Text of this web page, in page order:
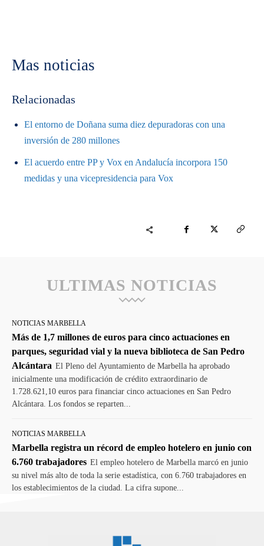
Mas noticias
Relacionadas
El entorno de Doñana suma diez depuradoras con una
inversión de 280 millones
El acuerdo entre PP y Vox en Andalucía incorpora 150
medidas y una vicepresidencia para Vox
ULTIMAS NOTICIAS
NOTICIAS MARBELLA
Más de 1,7 millones de euros para cinco actuaciones en
parques, seguridad vial y la nueva biblioteca de San Pedro
Alcántara El Pleno del Ayuntamiento de Marbella ha aprobado
inicialmente una modificación de crédito extraordinario de
1.728.621,10 euros para financiar cinco actuaciones en San Pedro
Alcántara. Los fondos se reparten...
NOTICIAS MARBELLA
Marbella registra un récord de empleo hotelero en junio con
6.760 trabajadores El empleo hotelero de Marbella marcó en junio
su nivel más alto de toda la serie estadística, con 6.760 trabajadores en
los establecimientos de la ciudad. La cifra supone...